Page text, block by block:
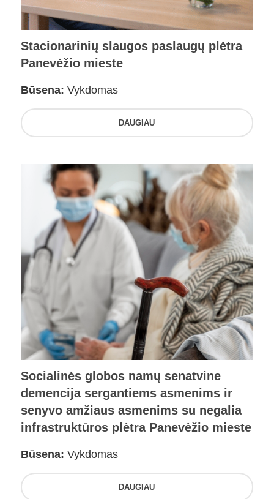
Stacionarinių slaugos paslaugų plėtra
Panevėžio mieste
Būsena: Vykdomas
DAUGIAU
Socialinės globos namų senatvine
demencija sergantiems asmenims ir
senyvo amžiaus asmenims su negalia
infrastruktūros plėtra Panevėžio mieste
Būsena: Vykdomas
DAUGIAU